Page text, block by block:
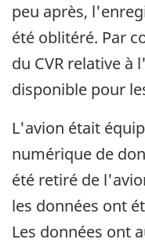
peu après,
été oblitéré. Par
du CVR relative
disponible pour
L'avion était
numérique de
été retiré de
les données ont
Les données ont